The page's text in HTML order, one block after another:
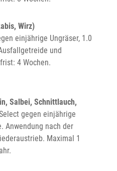
Wirz)
einjährige Ungräser, 1.0
und
4 Wochen.
Salbei, Schnittlauch,
gegen einjährige
Anwendung nach der
Maximal 1